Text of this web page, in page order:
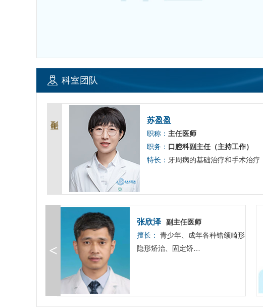
科室团队
苏盈盈
职称： 主任医师
职务： 口腔科副主任（主持工作）
特长： 牙周病的基础治疗和手术治疗
张欣泽
副主任医师
擅长：
青少年、成年各种错颌畸形
隐形矫治、固定矫…
<